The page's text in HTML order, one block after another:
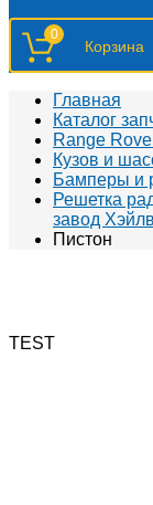
0
Главная
Каталог
Range
Кузов и
Бамперы и
Решетка
завод
Пистон
TEST